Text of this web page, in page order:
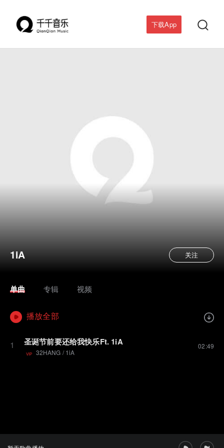
下载App 
1iA 关注
单曲 专辑 视频
播放全部
1 圣诞节前要还给我快乐Ft. 1iA
VIP 32HANG /1iA
02:49